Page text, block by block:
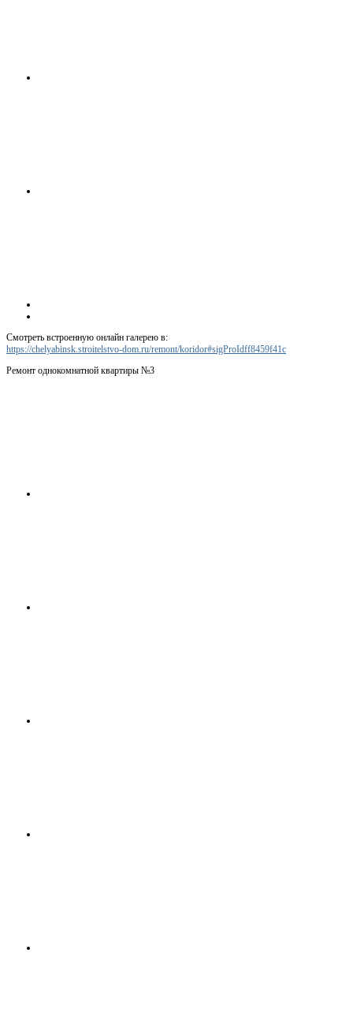
Смотреть встроенную онлайн галерею в:
https://chelyabinsk.stroitelstvo-dom.ru/remont/koridor#sigProIdff8459f41c
Ремонт однокомнатной квартиры №3